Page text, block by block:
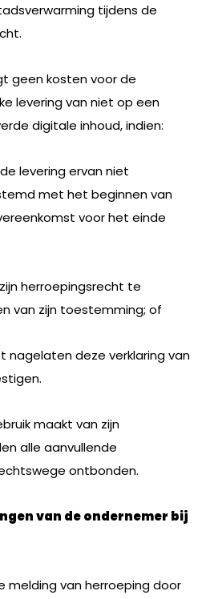
tijdens de
geen kosten voor de
levering van niet op een
digitale inhoud, indien:
levering ervan niet
met het beginnen van
voor het einde
herroepingsrecht te
van zijn toestemming; of
nagelaten deze verklaring van
maakt van zijn
alle aanvullende
ontbonden.
van de ondernemer bij
melding van herroeping door